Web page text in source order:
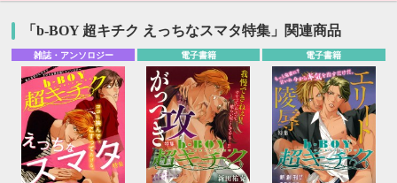
「b-BOY 超キチク えっちなスマタ特集」関連商品
雑誌・アンソロジー 電子書籍 電子書籍